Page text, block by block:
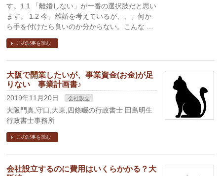
す。1.1 「離婚しない」が一番の選択肢だと思い
ます。 1.2 今、離婚を考えているが、、、何か
ら手を付けたら良いのか分からない。こんな …
この記事を読む
大阪で開業したいが、事業資金(お金)が足
りない 事業計画書♪
2019年11月20日 会社設立
大阪門真,守口,大東,四條畷の行政書士 田島明生
行政書士事務所
この記事を読む
会社設立するのに費用はいくらかかる？大